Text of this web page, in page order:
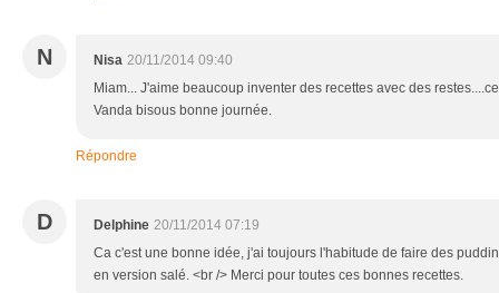
N Nisa 20/11/2014 09:40
Miam... J'aime beaucoup inventer des recettes avec des
Vanda bisous bonne journée.
Répondre
D Delphine 20/11/2014 07:19
Ca c'est une bonne idée, j'ai toujours l'habitude de faire des
en version salé. <br /> Merci pour toutes ces bonnes recettes.